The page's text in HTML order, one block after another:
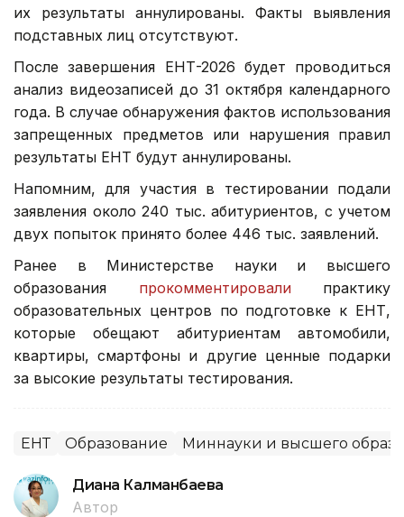
их результаты аннулированы. Факты выявления
подставных лиц отсутствуют.
После завершения ЕНТ-2026 будет проводиться
анализ видеозаписей до 31 октября календарного
года. В случае обнаружения фактов использования
запрещенных предметов или нарушения правил
результаты ЕНТ будут аннулированы.
Напомним, для участия в тестировании подали
заявления около 240 тыс. абитуриентов, с учетом
двух попыток принято более 446 тыс. заявлений.
Ранее в Министерстве науки и высшего
образования прокомментировали практику
образовательных центров по подготовке к ЕНТ,
которые обещают абитуриентам автомобили,
квартиры, смартфоны и другие ценные подарки
за высокие результаты тестирования.
ЕНТ Образование Миннауки и высшего
Диана Калманбаева
Автор